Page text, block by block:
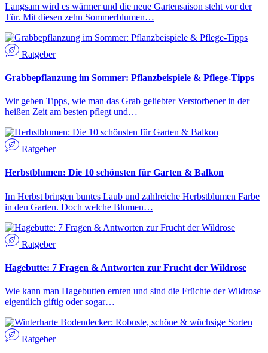
Langsam wird es wärmer und die neue Gartensaison steht vor der
Tür. Mit diesen zehn Sommerblumen…
Ratgeber
Grabbepflanzung im Sommer: Pflanzbeispiele & Pflege-Tipps
Wir geben Tipps, wie man das Grab geliebter Verstorbener in der
heißen Zeit am besten pflegt und…
Ratgeber
Herbstblumen: Die 10 schönsten für Garten & Balkon
Im Herbst bringen buntes Laub und zahlreiche Herbstblumen Farbe
in den Garten. Doch welche Blumen…
Ratgeber
Hagebutte: 7 Fragen & Antworten zur Frucht der Wildrose
Wie kann man Hagebutten ernten und sind die Früchte der Wildrose
eigentlich giftig oder sogar…
Ratgeber